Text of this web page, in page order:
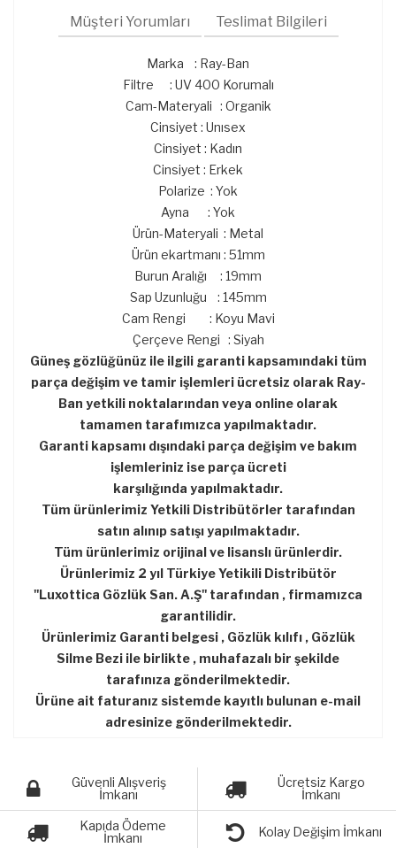
Müşteri Yorumları Teslimat Bilgileri
Marka : Ray-Ban
Filtre : UV 400 Korumalı
Cam-Materyali : Organik
Cinsiyet : Unısex
Cinsiyet : Kadın
Cinsiyet : Erkek
Polarize : Yok
Ayna : Yok
Ürün-Materyali : Metal
Ürün ekartmanı : 51mm
Burun Aralığı : 19mm
Sap Uzunluğu : 145mm
Cam Rengi : Koyu Mavi
Çerçeve Rengi : Siyah
Güneş gözlüğünüz ile ilgili garanti kapsamındaki tüm
parça değişim ve tamir işlemleri ücretsiz olarak Ray-
Ban yetkili noktalarından veya online olarak
tamamen tarafımızca yapılmaktadır.
Garanti kapsamı dışındaki parça değişim ve bakım
işlemleriniz ise parça ücreti
karşılığında yapılmaktadır.
Tüm ürünlerimiz Yetkili Distribütörler tarafından
satın alınıp satışı yapılmaktadır.
Tüm ürünlerimiz orijinal ve lisanslı ürünlerdir.
Ürünlerimiz 2 yıl Türkiye Yetikili Distribütör
''Luxottica Gözlük San. A.Ş'' tarafından , firmamızca
garantilidir.
Ürünlerimiz Garanti belgesi , Gözlük kılıfı , Gözlük
Silme Bezi ile birlikte , muhafazalı bir şekilde
tarafınıza gönderilmektedir.
Ürüne ait faturanız sistemde kayıtlı bulunan e-mail
adresinize gönderilmektedir.
Güvenli Alışveriş
İmkanı
Ücretsiz Kargo
İmkanı
Kapıda Ödeme
İmkanı
Kolay Değişim İmkanı